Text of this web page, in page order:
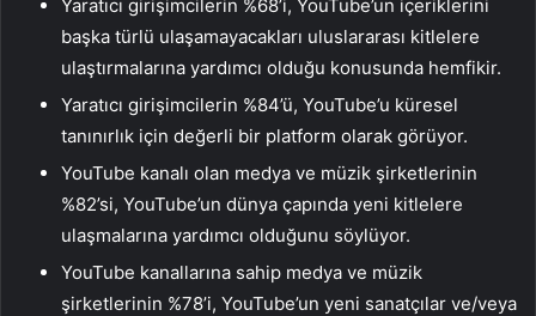
Yaratıcı girişimcilerin %68’i, YouTube’un içeriklerini
başka türlü ulaşamayacakları uluslararası kitlelere
ulaştırmalarına yardımcı olduğu konusunda hemfikir.
Yaratıcı girişimcilerin %84’ü, YouTube’u küresel
tanınırlık için değerli bir platform olarak görüyor.
YouTube kanalı olan medya ve müzik şirketlerinin
%82’si, YouTube’un dünya çapında yeni kitlelere
ulaşmalarına yardımcı olduğunu söylüyor.
YouTube kanallarına sahip medya ve müzik
şirketlerinin %78’i, YouTube’un yeni sanatçılar ve/veya